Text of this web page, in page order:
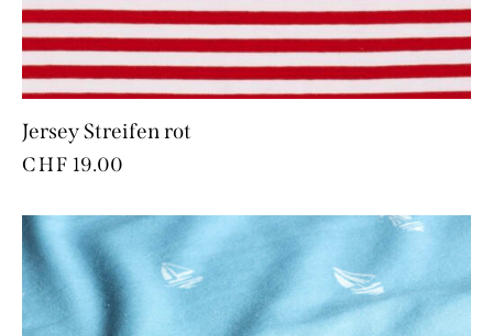
Jersey Streifen rot
CHF 19.00